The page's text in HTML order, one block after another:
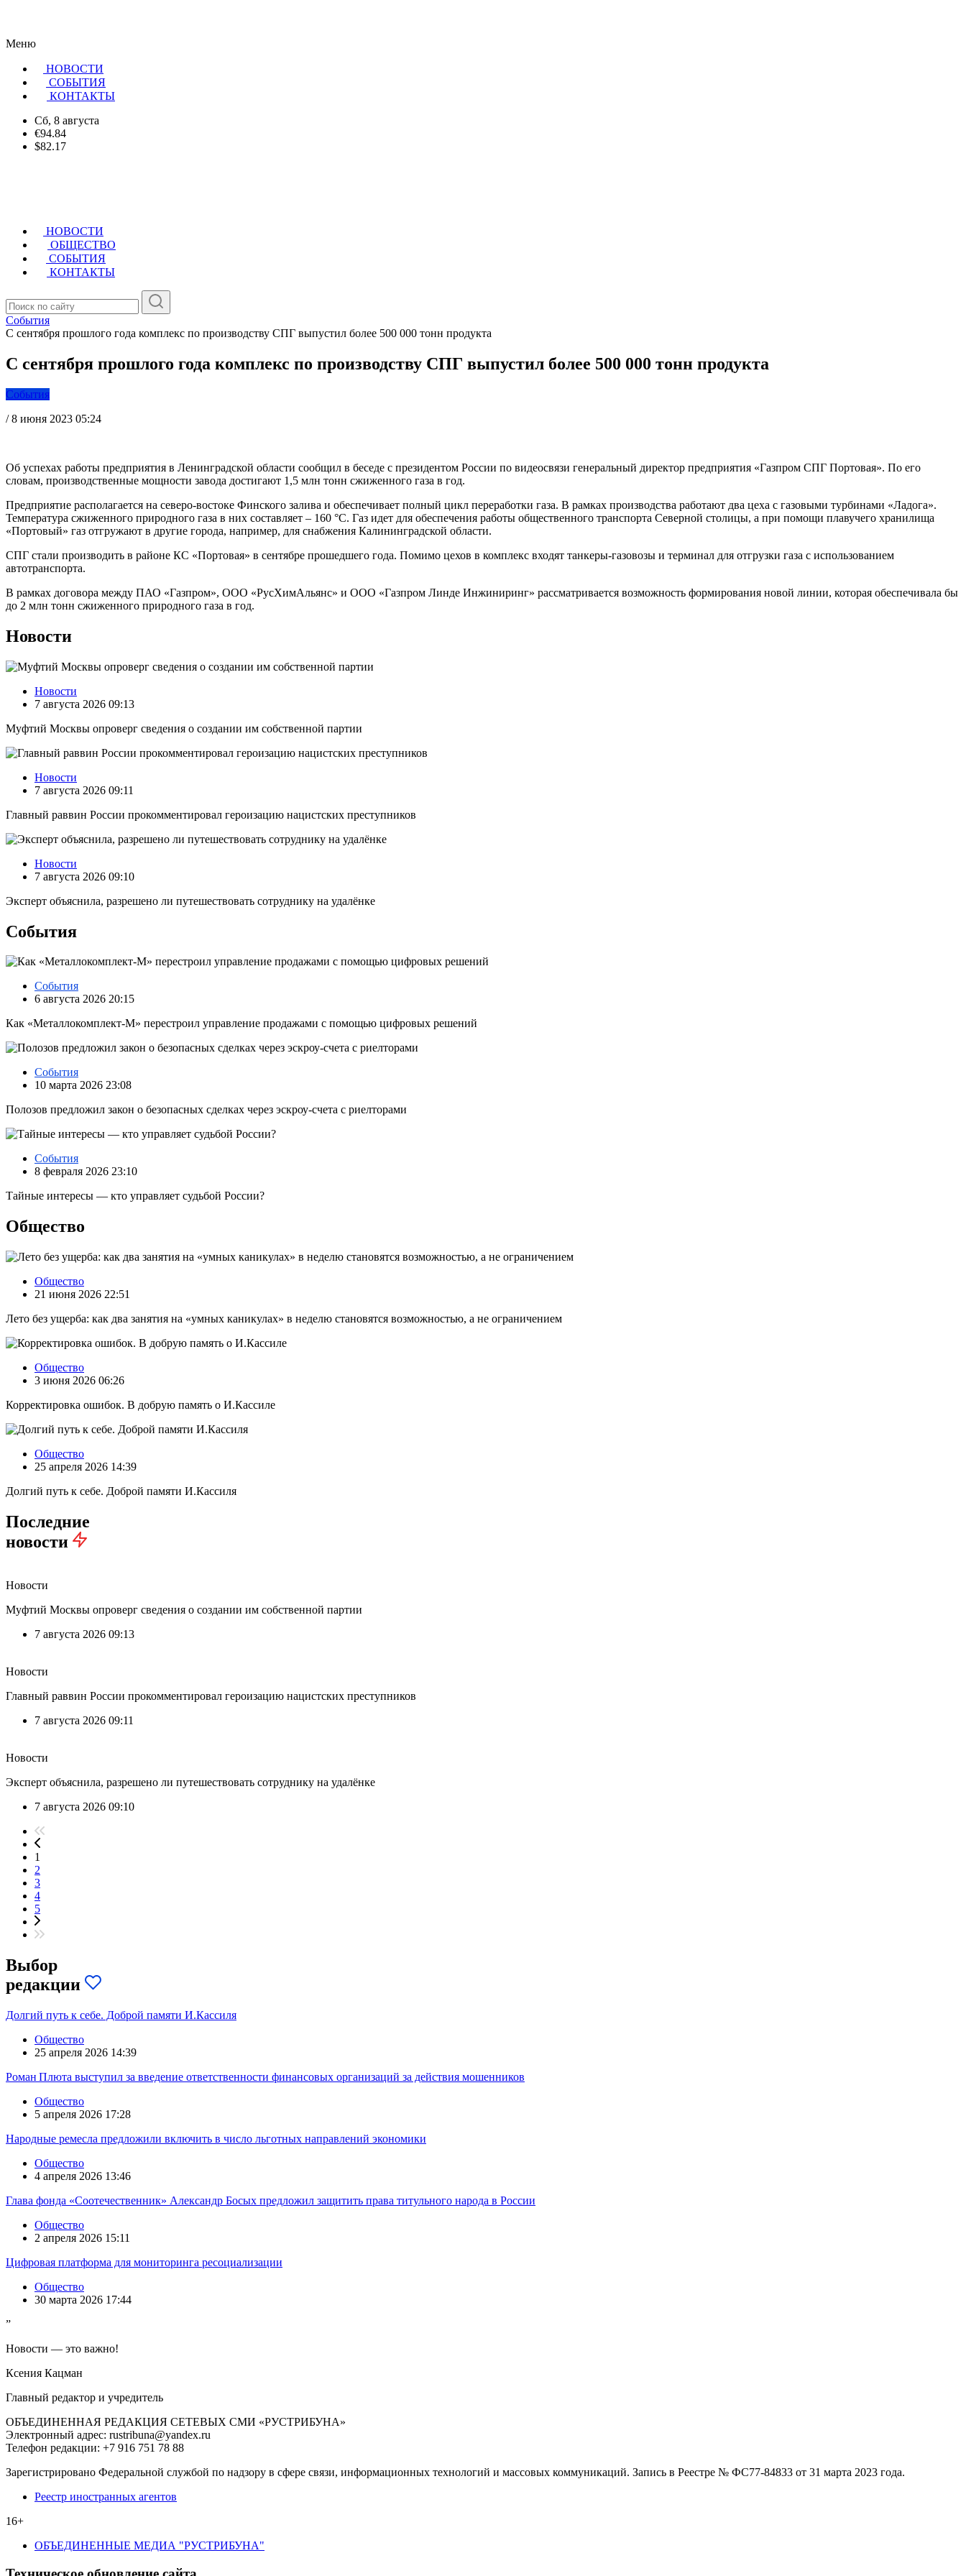
Меню
НОВОСТИ
CОБЫТИЯ
КОНТАКТЫ
Сб, 8 августа
€94.84
$82.17
НОВОСТИ
ОБЩЕСТВО
СОБЫТИЯ
КОНТАКТЫ
События
С сентября прошлого года комплекс по производству СПГ выпустил более 500 000 тонн продукта
С сентября прошлого года комплекс по производству СПГ выпустил более 500 000 тонн продукта
События
/ 8 июня 2023 05:24
Об успехах работы предприятия в Ленинградской области сообщил в беседе с президентом России по видеосвязи генеральный директор предприятия «Газпром СПГ Портовая». По его
словам, производственные мощности завода достигают 1,5 млн тонн сжиженного газа в год.
Предприятие располагается на северо-востоке Финского залива и обеспечивает полный цикл переработки газа. В рамках производства работают два цеха с газовыми турбинами «Ладога».
Температура сжиженного природного газа в них составляет – 160 °C. Газ идет для обеспечения работы общественного транспорта Северной столицы, а при помощи плавучего хранилища
«Портовый» газ отгружают в другие города, например, для снабжения Калининградской области.
СПГ стали производить в районе КС «Портовая» в сентябре прошедшего года. Помимо цехов в комплекс входят танкеры-газовозы и терминал для отгрузки газа с использованием
автотранспорта.
В рамках договора между ПАО «Газпром», ООО «РусХимАльянс» и ООО «Газпром Линде Инжиниринг» рассматривается возможность формирования новой линии, которая обеспечивала бы
до 2 млн тонн сжиженного природного газа в год.
Новости
Новости
7 августа 2026 09:13
Муфтий Москвы опроверг сведения о создании им собственной партии
Новости
7 августа 2026 09:11
Главный раввин России прокомментировал героизацию нацистских преступников
Новости
7 августа 2026 09:10
Эксперт объяснила, разрешено ли путешествовать сотруднику на удалёнке
События
События
6 августа 2026 20:15
Как «Металлокомплект-М» перестроил управление продажами с помощью цифровых решений
События
10 марта 2026 23:08
Полозов предложил закон о безопасных сделках через эскроу‑счета с риелторами
События
8 февраля 2026 23:10
Тайные интересы — кто управляет судьбой России?
Общество
Общество
21 июня 2026 22:51
Лето без ущерба: как два занятия на «умных каникулах» в неделю становятся возможностью, а не ограничением
Общество
3 июня 2026 06:26
Корректировка ошибок. В добрую память о И.Кассиле
Общество
25 апреля 2026 14:39
Долгий путь к себе. Доброй памяти И.Кассиля
Последние
новости
Новости
Муфтий Москвы опроверг сведения о создании им собственной партии
7 августа 2026 09:13
Новости
Главный раввин России прокомментировал героизацию нацистских преступников
7 августа 2026 09:11
Новости
Эксперт объяснила, разрешено ли путешествовать сотруднику на удалёнке
7 августа 2026 09:10
1
2
3
4
5
Выбор
редакции
Долгий путь к себе. Доброй памяти И.Кассиля
Общество
25 апреля 2026 14:39
Роман Плюта выступил за введение ответственности финансовых организаций за действия мошенников
Общество
5 апреля 2026 17:28
Народные ремесла предложили включить в число льготных направлений экономики
Общество
4 апреля 2026 13:46
Глава фонда «Соотечественник» Александр Босых предложил защитить права титульного народа в России
Общество
2 апреля 2026 15:11
Цифровая платформа для мониторинга ресоциализации
Общество
30 марта 2026 17:44
”
Новости — это важно!
Ксения Кацман
Главный редактор и учредитель
ОБЪЕДИНЕННАЯ РЕДАКЦИЯ СЕТЕВЫХ СМИ «РУСТРИБУНА»
Электронный адрес: rustribuna@yandex.ru
Телефон редакции: +7 916 751 78 88
Зарегистрировано Федеральной службой по надзору в сфере связи, информационных технологий и массовых коммуникаций. Запись в Реестре № ФС77-84833 от 31 марта 2023 года.
Реестр иностранных агентов
16+
ОБЪЕДИНЕННЫЕ МЕДИА "РУСТРИБУНА"